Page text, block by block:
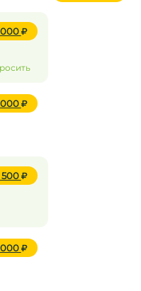
000
000
500
000